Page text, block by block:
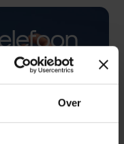
Over